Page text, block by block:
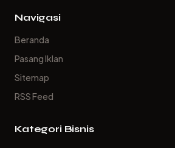
Navigasi
Beranda
Pasang Iklan
Sitemap
RSS Feed
Kategori Bisnis